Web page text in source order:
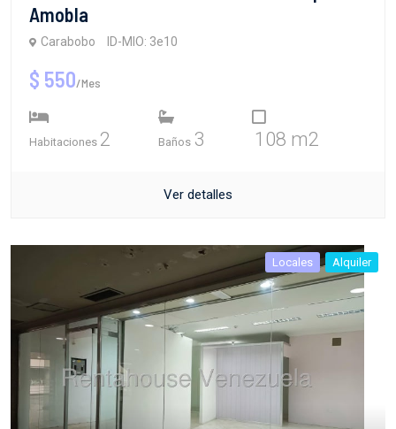
Amobla
Carabobo ID-MIO: 3e10
$ 550/Mes
Habitaciones 2 Baños 3 108 m2
Ver detalles
Locales Alquiler